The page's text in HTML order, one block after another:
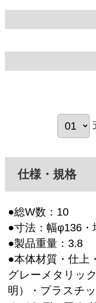
仕様・規格
●総W数：10
●寸法：幅φ136・
●製品重量：3.8
●本体材質・仕上
グレーメタリッ
明）・プラスチ